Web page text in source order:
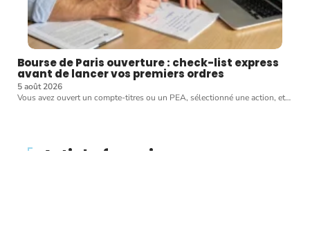
Bourse de Paris ouverture : check-list express
avant de lancer vos premiers ordres
5 août 2026
Vous avez ouvert un compte-titres ou un PEA, sélectionné une action, et…
Article favori